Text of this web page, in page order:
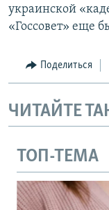
украинской
«Госсовет» еще
Поделиться
ЧИТАЙТЕ
ТОП-ТЕМА